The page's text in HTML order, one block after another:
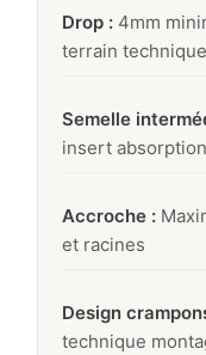
Drop : 4mm
terrain technique
Semelle
insert
Accroche :
et racines
Design
technique